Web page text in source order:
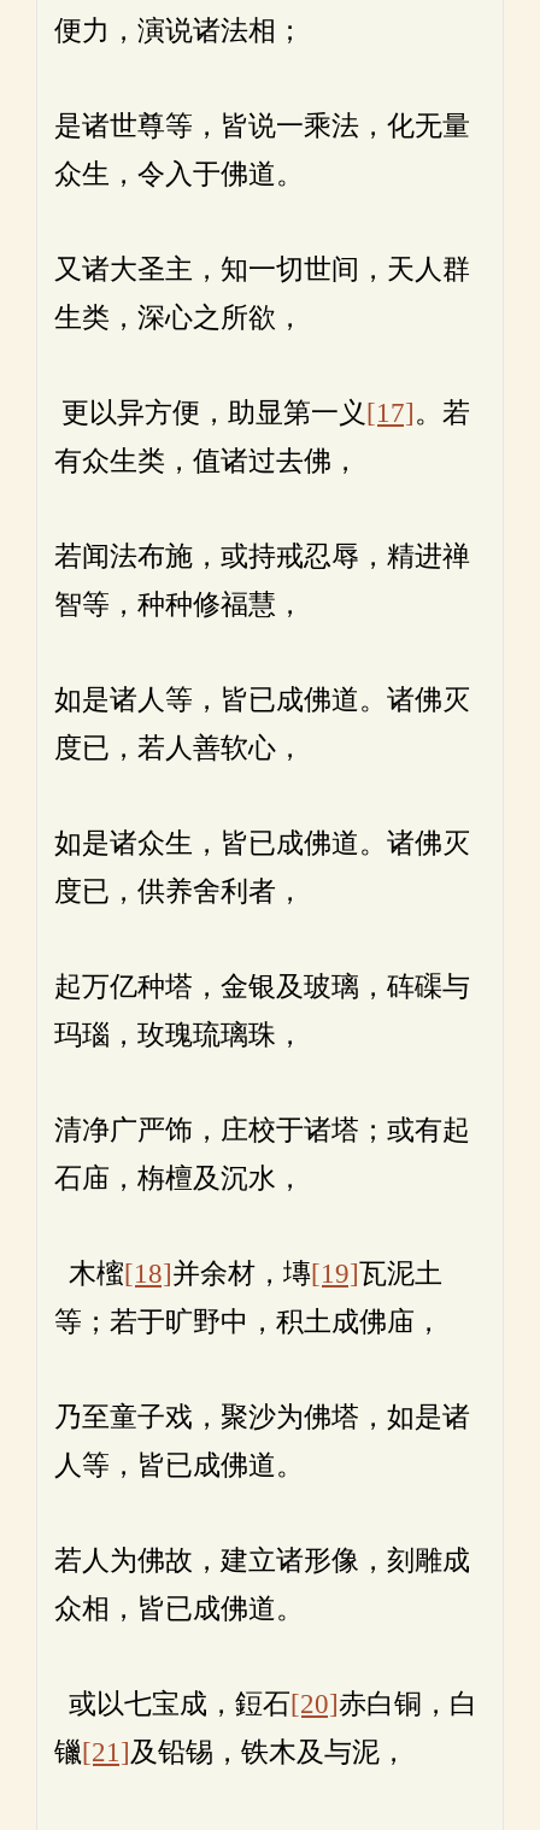
便力，演说诸法相；
是诸世尊等，皆说一乘法，化无量
众生，令入于佛道。
又诸大圣主，知一切世间，天人群
生类，深心之所欲，
更以异方便，助显第一义[17]。若
有众生类，值诸过去佛，
若闻法布施，或持戒忍辱，精进禅
智等，种种修福慧，
如是诸人等，皆已成佛道。诸佛灭
度已，若人善软心，
如是诸众生，皆已成佛道。诸佛灭
度已，供养舍利者，
起万亿种塔，金银及玻璃，砗磲与
玛瑙，玫瑰琉璃珠，
清净广严饰，庄校于诸塔；或有起
石庙，栴檀及沉水，
木櫁[18]并余材，塼[19]瓦泥土
等；若于旷野中，积土成佛庙，
乃至童子戏，聚沙为佛塔，如是诸
人等，皆已成佛道。
若人为佛故，建立诸形像，刻雕成
众相，皆已成佛道。
或以七宝成，鋀石[20]赤白铜，白
镴[21]及铅锡，铁木及与泥，